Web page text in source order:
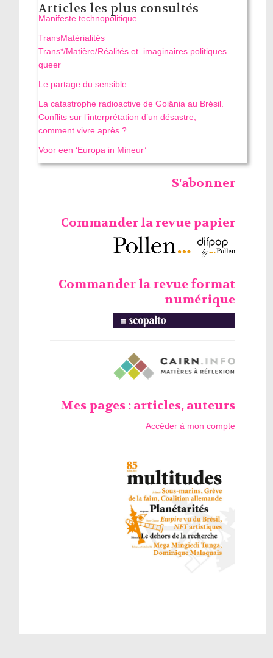
Articles les plus consultés
Manifeste technopolitique
TransMatérialités
Trans*/Matière/Réalités et imaginaires politiques
queer
Le partage du sensible
La catastrophe radioactive de Goiânia au Brésil.
Conflits sur l’interprétation d’un désastre,
comment vivre après ?
Voor een ‘Europa in Mineur’
S'abonner
Commander la revue papier
Commander la revue format
numérique
Mes pages : articles, auteurs
Accéder à mon compte